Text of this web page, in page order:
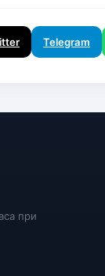
Telegram
при